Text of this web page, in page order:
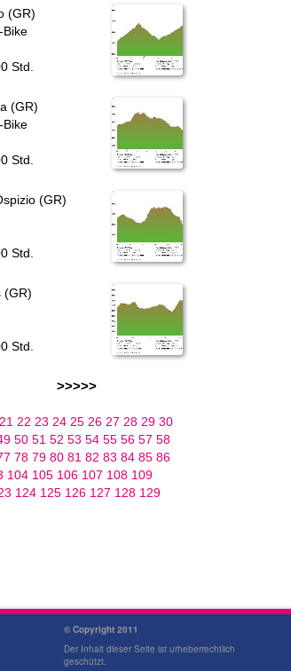
(GR)
Bike
Std.
(GR)
Bike
Std.
(GR)
Std.
(GR)
Std.
>>>>>
21 22 23 24 25 26 27 28 29 30
50 51 52 53 54 55 56 57 58
78 79 80 81 82 83 84 85 86
104 105 106 107 108 109
124 125 126 127 128 129
© Copyright 2011
Der Inhalt dieser Seite ist urheberrechtlich
geschützt.